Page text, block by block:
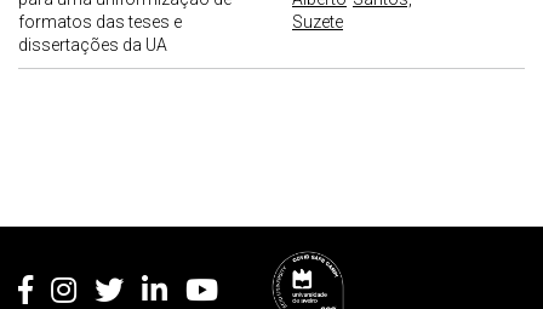
formatos das teses e
dissertações da UA
Suzete